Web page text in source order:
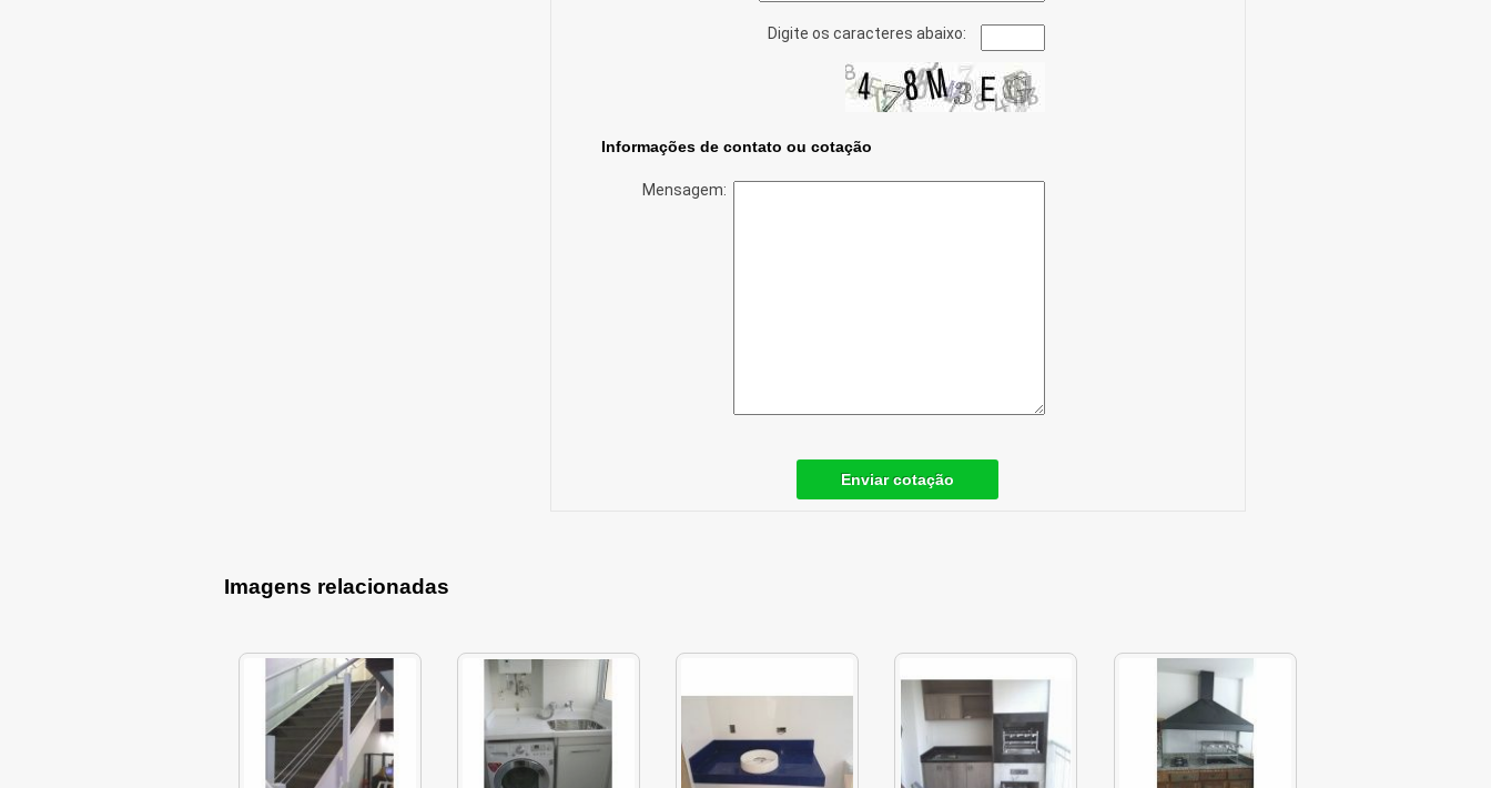
Digite os caracteres abaixo:
Informações de contato ou cotação
Mensagem:
Enviar cotação
Imagens relacionadas